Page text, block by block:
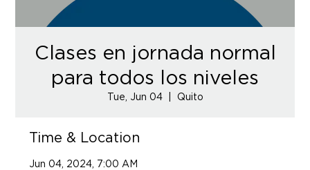
Clases en jornada normal
para todos los niveles
Tue, Jun 04
  |
Quito
Time & Location
Jun 04, 2024, 7:00 AM